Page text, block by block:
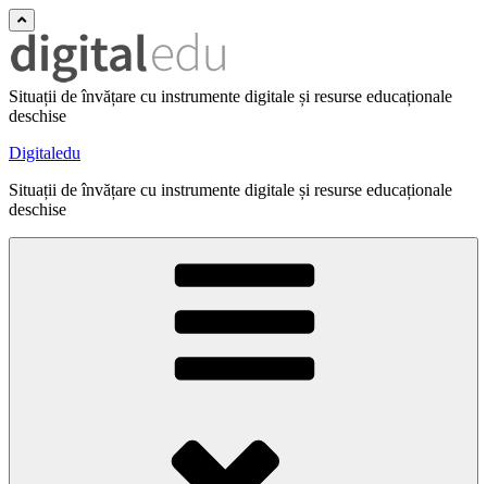
Situații de învățare cu instrumente digitale și resurse educaționale
deschise
Digitaledu
Situații de învățare cu instrumente digitale și resurse educaționale
deschise